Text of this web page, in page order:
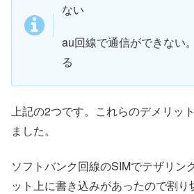
ない
au回線で通信ができない
る
上記の2つです。これらのデメリッ
ました。
ソフトバンク回線のSIMでテザリン
ット上に書き込みがあったので割り